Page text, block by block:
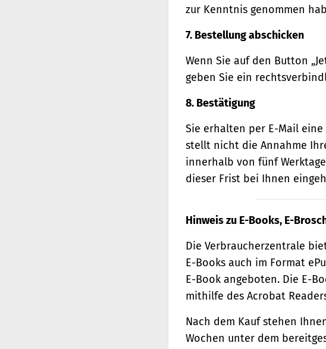
zur Kenntnis genommen
7. Bestellung abschicken
Wenn Sie auf den Button
geben Sie ein
8. Bestätigung
Sie erhalten per E-Mail
stellt nicht die Annahme
innerhalb von fünf
dieser Frist bei Ihnen
Hinweis zu E-Books, E-
Die Verbraucherzentrale
E-Books auch im Format
E-Book angeboten. Die E-
mithilfe des Acrobat
Nach dem Kauf stehen
Wochen unter dem